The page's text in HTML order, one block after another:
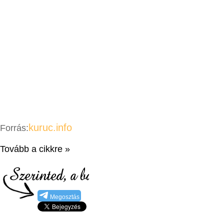
Forrás: kuruc.info
Tovább a cikkre »
Megosztás